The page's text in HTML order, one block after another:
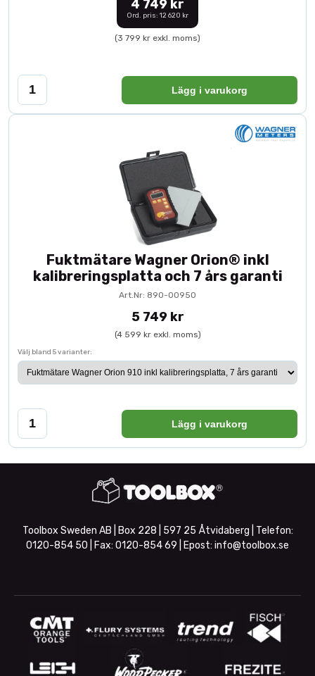
4 749 kr
Ord. pris: 12 620 kr
(3 799 kr exkl. moms)
Lägg i varukorg
Fuktmätare Wagner Orion® inkl
kalibreringsplatta och 7 års garanti
Art.Nr: 890-00950
5 749 kr
(4 599 kr exkl. moms)
Välj bland 5 varianter:
Lägg i varukorg
Toolbox Sweden AB | Box 228 | 597 25 Åtvidaberg | Telefon:
0120-854 50 | Fax: 0120-854 69 | Epost: info@toolbox.se